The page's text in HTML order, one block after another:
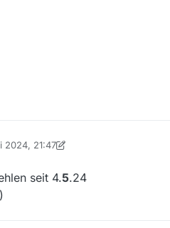
2024, 21:47
MenchenSued
seit 4.5.24